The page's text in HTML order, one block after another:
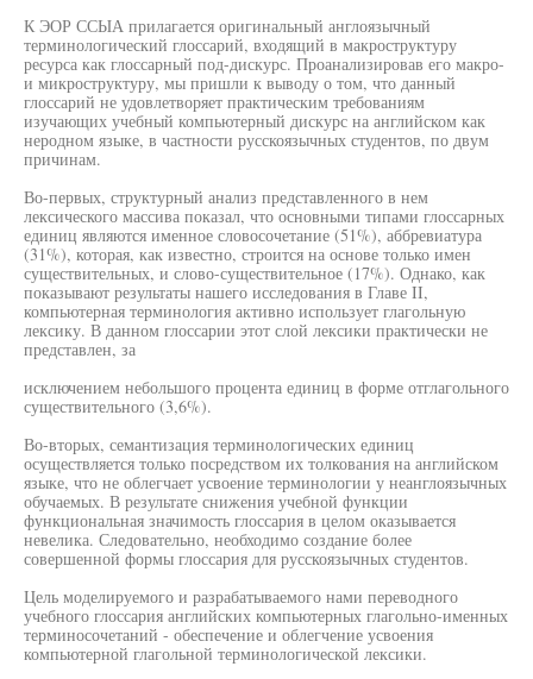
К ЭОР ССЫА прилагается оригинальный англоязычный
терминологический глоссарий, входящий в макроструктуру
ресурса как глоссарный под-дискурс. Проанализировав его макро-
и микроструктуру, мы пришли к выводу о том, что данный
глоссарий не удовлетворяет практическим требованиям
изучающих учебный компьютерный дискурс на английском как
неродном языке, в частности русскоязычных студентов, по двум
причинам.
Во-первых, структурный анализ представленного в нем
лексического массива показал, что основными типами глоссарных
единиц являются именное словосочетание (51%), аббревиатура
(31%), которая, как известно, строится на основе только имен
существительных, и слово-существительное (17%). Однако, как
показывают результаты нашего исследования в Главе II,
компьютерная терминология активно использует глагольную
лексику. В данном глоссарии этот слой лексики практически не
представлен, за
исключением небольшого процента единиц в форме отглагольного
существительного (3,6%).
Во-вторых, семантизация терминологических единиц
осуществляется только посредством их толкования на английском
языке, что не облегчает усвоение терминологии у неанглоязычных
обучаемых. В результате снижения учебной функции
функциональная значимость глоссария в целом оказывается
невелика. Следовательно, необходимо создание более
совершенной формы глоссария для русскоязычных студентов.
Цель моделируемого и разрабатываемого нами переводного
учебного глоссария английских компьютерных глагольно-именных
терминосочетаний - обеспечение и облегчение усвоения
компьютерной глагольной терминологической лексики.